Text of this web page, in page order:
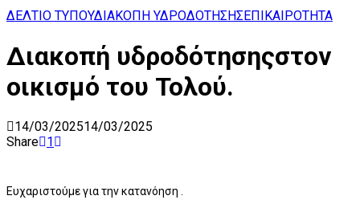
ΔΕΛΤΙΟ ΤΥΠΟΥΔΙΑΚΟΠΗ ΥΔΡΟΔΟΤΗΣΗΣ ΕΠΙΚΑΙΡΟΤΗΤΑ
Διακοπή υδροδότησηςστον
οικισμό του Τολού.
14/03/202514/03/2025
Share 1
Ευχαριστούμε για την κατανόηση .